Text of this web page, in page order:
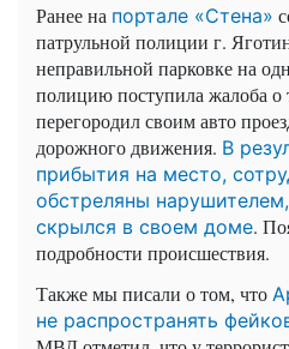
Ранее на портале «Стена»
патрульной полиции г.
неправильной парковке на
полицию поступила жалоба о
перегородил своим авто
дорожного движения. В
прибытия на место,
обстреляны
скрылся в своем доме.
подробности происшествия.
Также мы писали о том, что
не распространять